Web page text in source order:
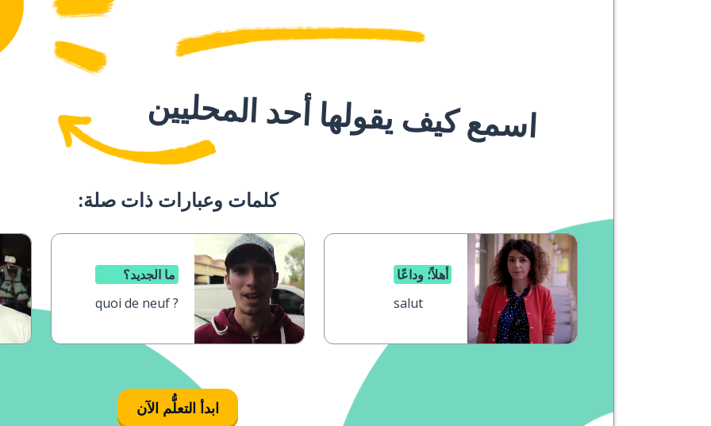
اسمع كيف يقولها أحد المحليين
كلمات وعبارات ذات صلة:
أهلاً؛ وداعًا
salut
ما الجديد؟
quoi de neuf ?
ابدأ التعلُّم الآن